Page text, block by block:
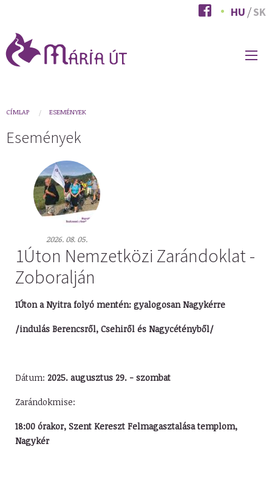
tartalomra
HU SK
You
are
CÍMLAP ESEMÉNYEK
Események
2026. 08. 05.
1Úton Nemzetközi Zarándoklat -
Zoboralján
1Úton a Nyitra folyó mentén: gyalogosan Nagykérre
/indulás Berencsről, Csehiről és Nagycétényből/
Dátum: 2025. augusztus 29. - szombat
Zarándokmise:
18:00 órakor, Szent Kereszt Felmagasztalása templom,
Nagykér